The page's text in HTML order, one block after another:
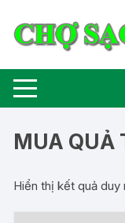
MUA QUẢ
Hiển thị kết quả duy